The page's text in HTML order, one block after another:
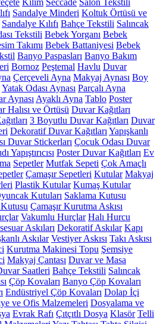
Kilim Seccade Salon Tekstili
Sandalye Minderi Koltuk Örtüsü ve
Sandalye Kılıfı Bahçe Tekstili Salıncak
Tekstili Bebek Yorganı Bebek
Takımı Bebek Battaniyesi Bebek
Banyo Paspasları Banyo Bakım
Bornoz Peştemal Havlu Duvar
Çerçeveli Ayna Makyaj Aynası Boy
Yatak Odası Aynası Parçalı Ayna
Aynası Ayaklı Ayna Tablo Poster
Halısı ve Örtüsü Duvar Kağıtları
3 Boyutlu Duvar Kağıtları Duvar
Dekoratif Duvar Kağıtları Yapışkanlı
Duvar Stickerları Çocuk Odası Duvar
Yapıştırıcısı Poster Duvar Kağıtları Ev
Sepetler Mutfak Sepeti Çok Amaçlı
Çamaşır Sepetleri Kutular Makyaj
Plastik Kutular Kumaş Kutular
Kutuları Saklama Kutusu
Kutusu Çamaşır Kurutma Askısı
Vakumlu Hurçlar Halı Hurcu
Askıları Dekoratif Askılar Kapı
Askılar Vestiyer Askısı Takı Askısı
Kurutma Makinesi Topu Şemsiye
Makyaj Çantası Duvar ve Masa
Saatleri Bahçe Tekstili Salıncak
Çöp Kovaları Banyo Çöp Kovaları
Endüstriyel Çöp Kovaları Dolap İçi
ve Ofis Malzemeleri Dosyalama ve
Evrak Rafı Çıtçıtlı Dosya Klasör Telli